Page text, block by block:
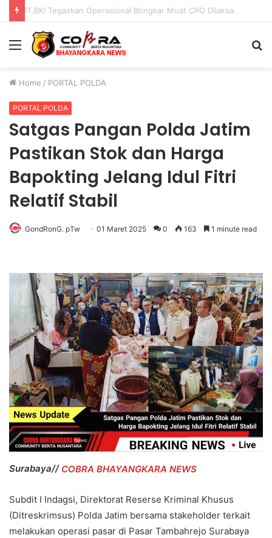
Menu
Home / PORTAL POLDA
PORTAL POLDA
Satgas Pangan Polda Jatim
Pastikan Stok dan Harga
Bapokting Jelang Idul Fitri
Relatif Stabil
GondRonG. pTw 01 Maret 2025 0 163 1 minute read
Surabaya// COBRA BHAYANGKARA NEWS
Subdit I Indagsi, Direktorat Reserse Kriminal Khusus
(Ditreskrimsus) Polda Jatim bersama stakeholder terkait
melakukan operasi pasar di Pasar Tambahrejo Surabaya